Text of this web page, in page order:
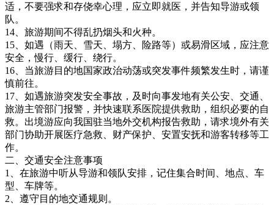
适，不要强求和存侥幸心理，应立即就医，并告知导游或领
队。
14、旅游期间不得乱扔烟头和火种。
15、如遇（雨天、雪天、塌方、险路等）或易滑区域，应注意
安全，慢行、缓行、绕行。
16、当旅游目的地国家政治动荡或突发事件频繁发生时，请谨
慎前往。
17、如遇旅游突发安全事故，及时向事发地有关公安、交通、
旅游主管部门报警，并快速联系医院提供救助，组织必要的自
救。出境游应向我国驻当地外交机构报告救助，请求境外有关
部门协助开展医疗急救、财产保护、安置安抚和游客转移等工
作。
二、交通安全注意事项
1、在旅游中听从导游和领队安排，记住集合时间、地点、车
型、车牌等。
2、遵守目的地交通规则。